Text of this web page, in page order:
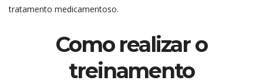
tratamento medicamentoso.
Como realizar o
treinamento